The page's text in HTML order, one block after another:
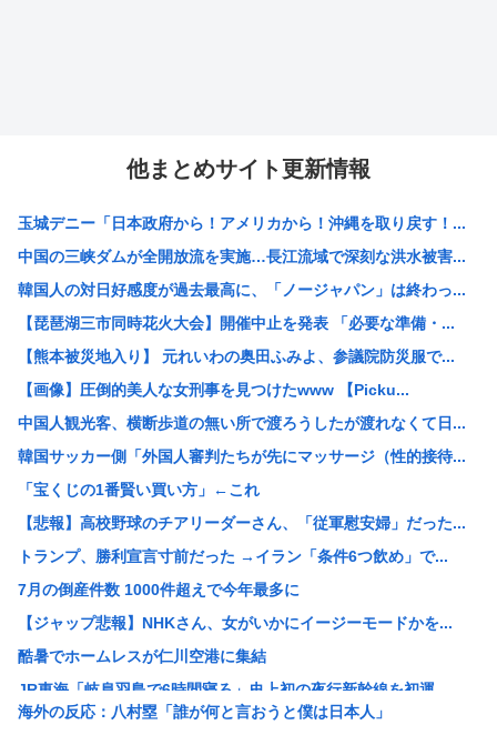
他まとめサイト更新情報
玉城デニー「日本政府から！アメリカから！沖縄を取り戻す！...
中国の三峡ダムが全開放流を実施…長江流域で深刻な洪水被害...
韓国人の対日好感度が過去最高に、「ノージャパン」は終わっ...
【琵琶湖三市同時花火大会】開催中止を発表 「必要な準備・...
【熊本被災地入り】 元れいわの奥田ふみよ、参議院防災服で...
【画像】圧倒的美人な女刑事を見つけたwww 【Picku...
中国人観光客、横断歩道の無い所で渡ろうしたが渡れなくて日...
韓国サッカー側「外国人審判たちが先にマッサージ（性的接待...
「宝くじの1番賢い買い方」←これ
【悲報】高校野球のチアリーダーさん、「従軍慰安婦」だった...
トランプ、勝利宣言寸前だった →イラン「条件6つ飲め」で...
7月の倒産件数 1000件超えで今年最多に
【ジャップ悲報】NHKさん、女がいかにイージーモードかを...
酷暑でホームレスが仁川空港に集結
JR東海「岐阜羽島で6時間寝ろ」史上初の夜行新幹線を初運...
ワイ、7時間勤務のテレワーク民、来月から給与15万減給
海外の反応：八村塁「誰が何と言おうと僕は日本人」